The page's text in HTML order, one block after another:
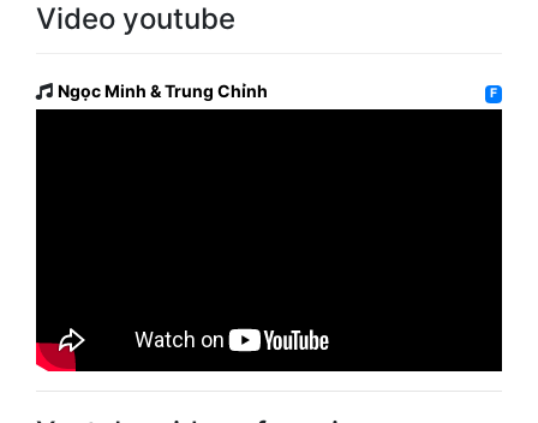
Video youtube
Ngọc Minh & Trung Chỉnh F